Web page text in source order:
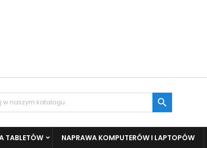

TABLETÓW NAPRAWA KOMPUTERÓW I LAPTOPÓW